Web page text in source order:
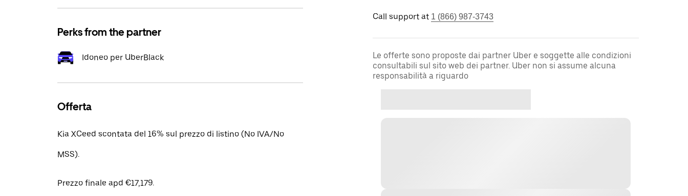
Perks from the partner
Idoneo per UberBlack
Offerta
Kia XCeed scontata del 16% sul prezzo di listino (No IVA/No
MSS).
Prezzo finale apd €17,179.
Call support at 1 (866) 987-3743
Le offerte sono proposte dai partner Uber e soggette alle condizioni
consultabili sul sito web dei partner. Uber non si assume alcuna
responsabilità a riguardo